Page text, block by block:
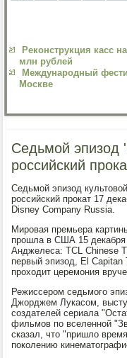
Реконструкция касс
млн рублей
Международный
Москве
Седьмой эпизод
российский
Седьмой эпизод
российский прокат 17
Disney Company Russia.
Мировая премьера
прошла в США 15 декабря
Анджелеса: TCL Chinese
первый эпизод, El Capitan
проходит церемония
Режиссером седьмого
Джорджем Лукасом,
создателей сериала
фильмов по вселенной
сказал, что "пришло
поколению